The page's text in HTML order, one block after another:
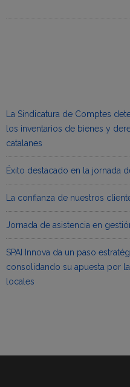
La Sindicatura de Comptes
los inventarios de bienes y
catalanes
Éxito destacado en la jornada
La confianza de nuestros
Jornada de asistencia en
SPAI Innova da un paso
consolidando su apuesta por
locales